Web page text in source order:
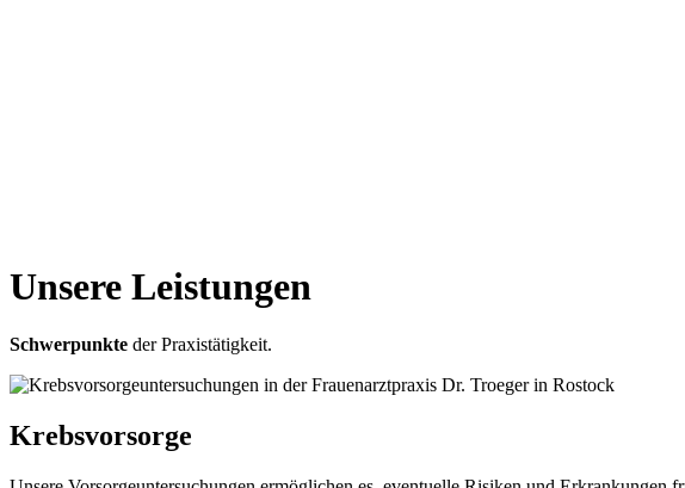
Unsere Leistungen
Schwerpunkte der Praxistätigkeit.
Krebsvorsorge